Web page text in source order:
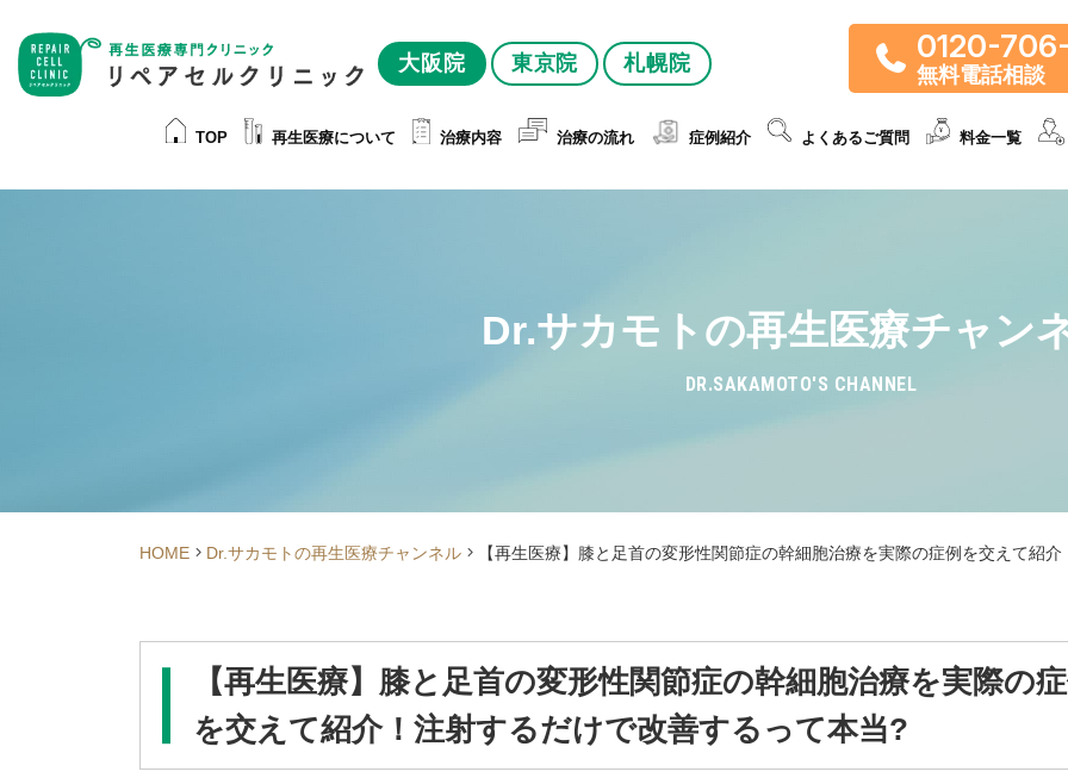
大阪院 東京院 札幌院 0120-
無料電話相談
TOP 再生医療について 治療内容 治療の流れ 症例紹介 よくあるご質問 料金一覧
Dr.サカモトの再生医療チャン
DR.SAKAMOTO'S CHANNEL
HOME Dr.サカモトの再生医療チャンネル 【再生医療】膝と足首の変形性関節症の幹細胞治療を実際の症例を交えて紹
【再生医療】膝と足首の変形性関節症の幹細胞治療を実際の
を交えて紹介！注射するだけで改善するって本当?